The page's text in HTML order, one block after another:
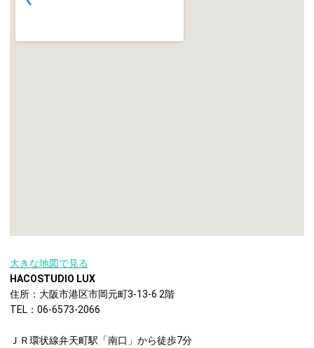
大きな地図で見る
HACOSTUDIO LUX
住所：大阪市港区市岡元町3-13-6 2階
TEL：06-6573-2066
ＪＲ環状線弁天町駅「南口」から徒歩7分